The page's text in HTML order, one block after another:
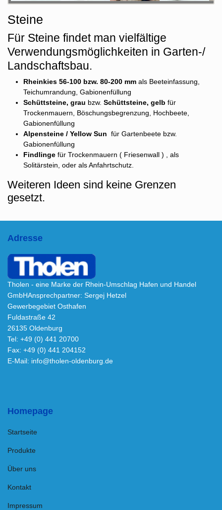
Steine
Für Steine findet man vielfältige
Verwendungsmöglichkeiten in Garten-/
Landschaftsbau.
Rheinkies 56-100 bzw. 80-200 mm als Beeteinfassung,
Teichumrandung, Gabionenfüllung
Schüttsteine, grau bzw. Schüttsteine, gelb für
Trockenmauern, Böschungsbegrenzung, Hochbeete,
Gabionenfüllung
Alpensteine / Yellow Sun für Gartenbeete bzw.
Gabionenfüllung
Findlinge für Trockenmauern ( Friesenwall ) , als
Solitärstein, oder als Anfahrtschutz.
Weiteren Ideen sind keine Grenzen
gesetzt.
Adresse
Tholen - eine Marke der Rhein-Umschlag Hafen und Handel
GmbHAnsprechpartner: Sergej Hetzel
Gewerbegebiet Osthafen
Fuldastraße 42
26135 Oldenburg
Tel: +49 (0) 441 20700
Fax: +49 (0) 441 204152
E-Mail: info@tholen-oldenburg.de
Homepage
Startseite
Produkte
Über uns
Kontakt
Impressum